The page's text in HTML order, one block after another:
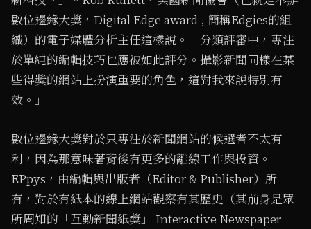
數位邊緣大獎，Digital Edge award , 簡稱Edgies的組
織）的電子媒體分析主任這樣說。「分類評審中，專注
於單純的編輯技巧也應被如此評分。攝影新聞同樣在某
些得獎的網站上扮演重要的角色，這對我來說特別有
效。」
數位邊緣大獎對於只專注於新聞網站的候選者不太有
利，因為那意味著背後有更多的離線工作與投資。
EPpys，由編輯與出版者（Editor & Publisher）所
有，對於有紙本的線上網站觀察有其歷史（其前身是眾
所周知的「互動新聞紙獎」 Interactive Newspaper